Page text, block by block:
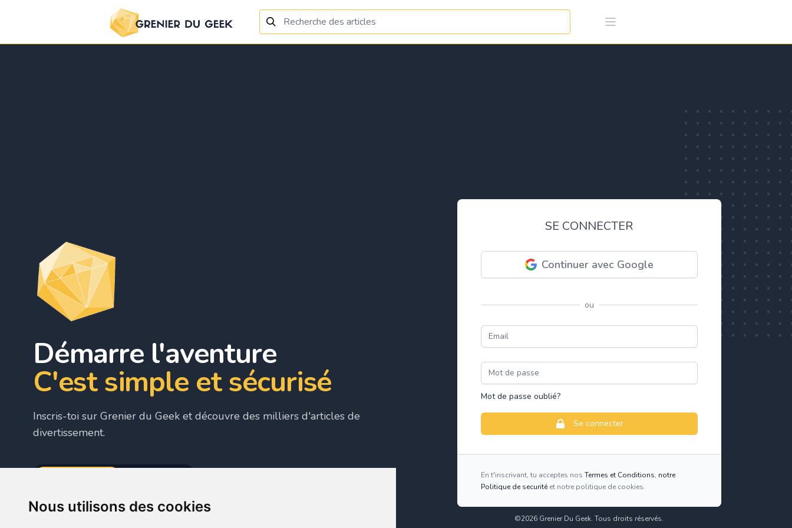
Nous utilisons des cookies
Démarre l'aventure
C'est simple et sécurisé
Inscris-toi sur Grenier du Geek et découvre des milliers d'articles de
divertissement.
SE CONNECTER
Continuer avec Google
ou
Email
Mot de passe
Mot de passe oublié?
Se connecter
En t'inscrivant, tu acceptes nos Termes et Conditions, notre
Politique de securitéet notre politique de cookies.
©2026 Grenier Du Geek. Tous droits réservés.